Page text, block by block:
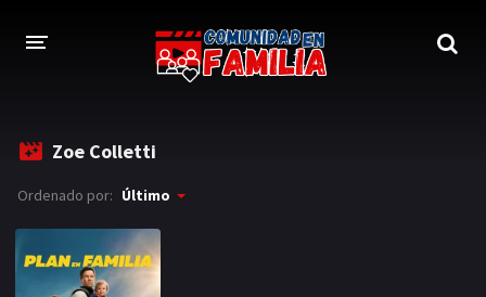
LOGIN
Zoe Colletti
Ordenado por: Último